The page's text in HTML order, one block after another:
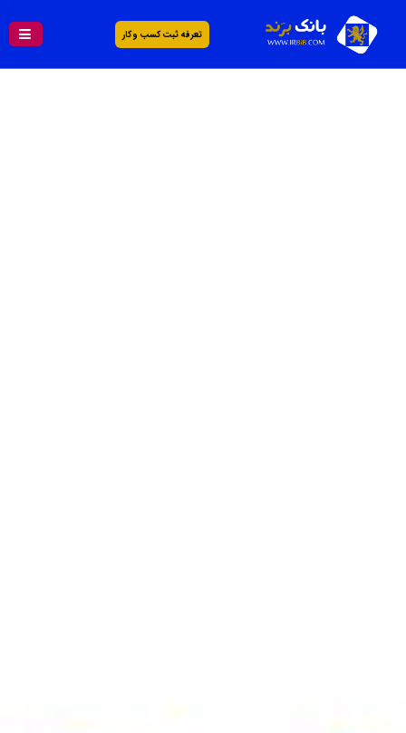
تعرفه ثبت کسب و کار